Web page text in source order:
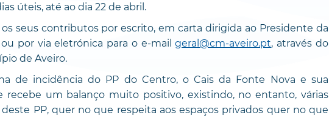
úteis, até ao dia 22 de abril.
seus contributos por escrito, em carta dirigida ao Presidente da
por via eletrónica para o e-mailgeral@cm-aveiro.pt, através do
de Aveiro.
de incidência do PP do Centro, o Cais da Fonte Nova e sua
recebe um balanço muito positivo, existindo, no entanto, várias
PP, quer no que respeita aos espaços privados quer no que